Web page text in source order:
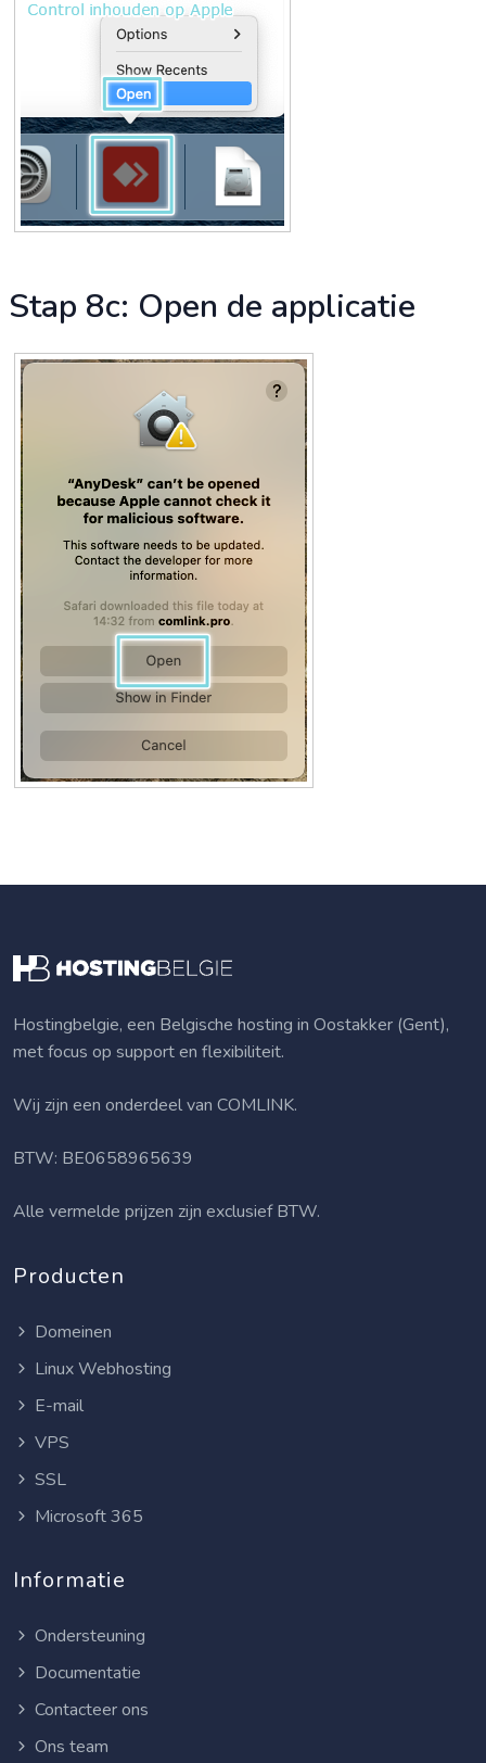
Stap 8c: Open de applicatie
Hostingbelgie, een Belgische hosting in Oostakker (Gent),
met focus op support en flexibiliteit.
Wij zijn een onderdeel van COMLINK.
BTW: BE0658965639
Alle vermelde prijzen zijn exclusief BTW.
Producten
Domeinen
Linux Webhosting
E-mail
VPS
SSL
Microsoft 365
Informatie
Ondersteuning
Documentatie
Contacteer ons
Ons team